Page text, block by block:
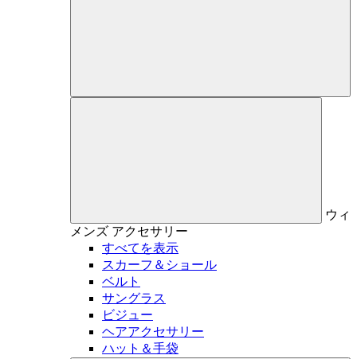
ウィ
メンズ アクセサリー
すべてを表示
スカーフ＆ショール
ベルト
サングラス
ビジュー
ヘアアクセサリー
ハット＆手袋